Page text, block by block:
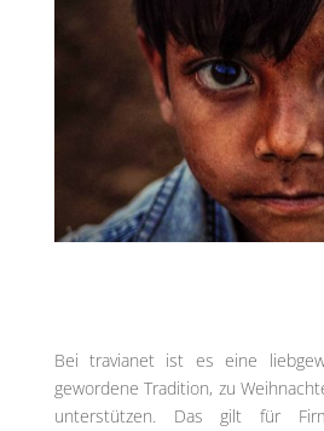
Bei travianet ist es eine
gewordene Tradition, zu
unterstützen. Das gilt für